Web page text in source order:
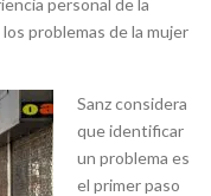
personal de la
problemas de la mujer
Sanz considera
que identificar
un problema es
el primer paso